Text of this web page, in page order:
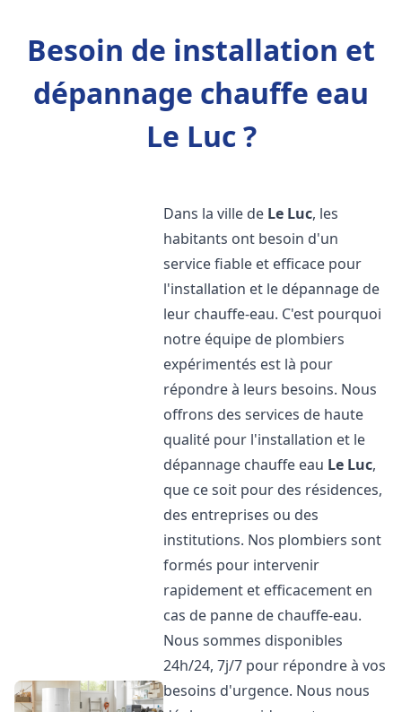
Besoin de installation et
dépannage chauffe eau
Le Luc ?
Dans la ville de Le Luc, les
habitants ont besoin d'un
service fiable et efficace pour
l'installation et le dépannage de
leur chauffe-eau. C'est pourquoi
notre équipe de plombiers
expérimentés est là pour
répondre à leurs besoins. Nous
offrons des services de haute
qualité pour l'installation et le
dépannage chauffe eau Le Luc,
que ce soit pour des résidences,
des entreprises ou des
institutions. Nos plombiers sont
formés pour intervenir
rapidement et efficacement en
cas de panne de chauffe-eau.
Nous sommes disponibles
24h/24, 7j/7 pour répondre à vos
besoins d'urgence. Nous nous